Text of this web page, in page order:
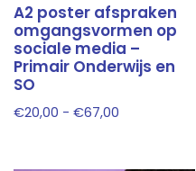
A2 poster afspraken
omgangsvormen op
sociale media –
Primair Onderwijs en
SO
€20,00 - €67,00
€67,00